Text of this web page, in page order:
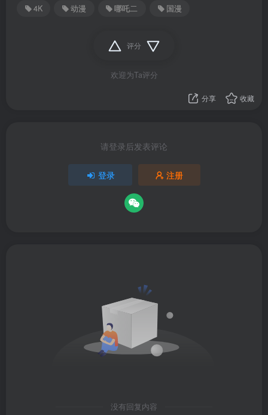
4K 动漫 哪吒二 国漫
评分
欢迎为Ta评分
分享 收藏
请登录后发表评论
登录 注册
没有回复内容